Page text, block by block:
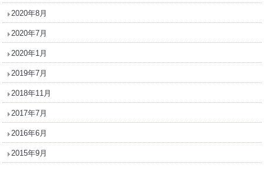
2020年8月
2020年7月
2020年1月
2019年7月
2018年11月
2017年7月
2016年6月
2015年9月